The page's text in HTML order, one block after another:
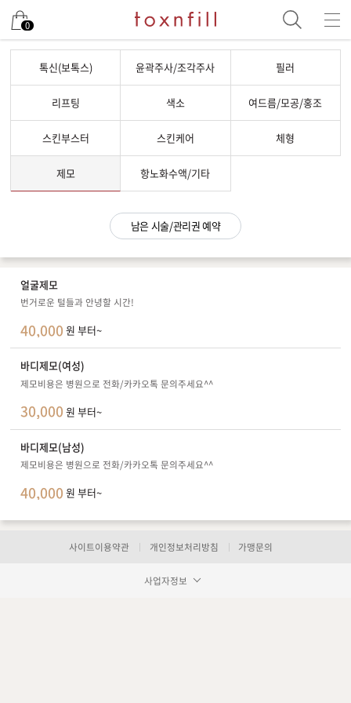
0
톡신(보톡스) 윤곽주사/조각주사 필러
리프팅 색소 여드름/모공/홍조
스킨부스터 스킨케어 체형
제모 항노화수액/기타
남은 시술/관리권 예약
얼굴제모
번거로운 털들과 안녕할 시간!
40,000 원 부터~
바디제모(여성)
제모비용은 병원으로 전화/카카오톡 문의주세요^^
30,000 원 부터~
바디제모(남성)
제모비용은 병원으로 전화/카카오톡 문의주세요^^
40,000 원 부터~
사이트이용약관 개인정보처리방침 가맹문의
사업자정보
남은 시술/관리권 예약
남은 시술/관리권 종류 선택
색소
제모
여드름/모공
스킨부스터
기타